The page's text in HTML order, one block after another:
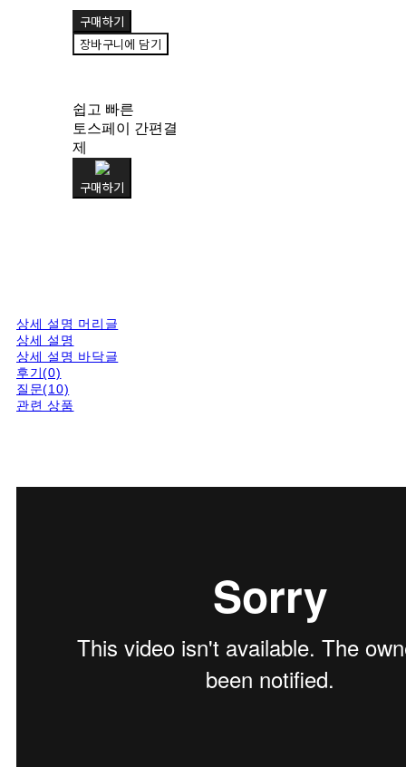
구매하기
장바구니에 담기
쉽고 빠른
토스페이 간편결
제
구매하기
상세 설명 머리글
상세 설명
상세 설명 바닥글
후기(0)
질문(10)
관련 상품